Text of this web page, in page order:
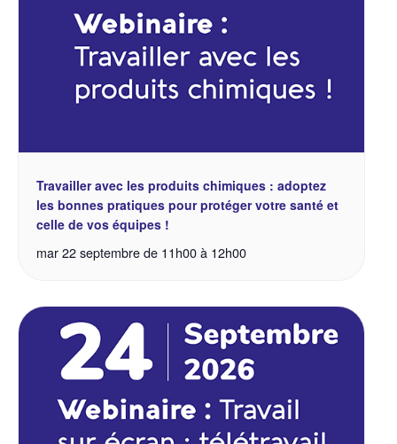
Travailler avec les produits chimiques : adoptez
les bonnes pratiques pour protéger votre santé et
celle de vos équipes !
mar 22 septembre de 11h00à 12h00